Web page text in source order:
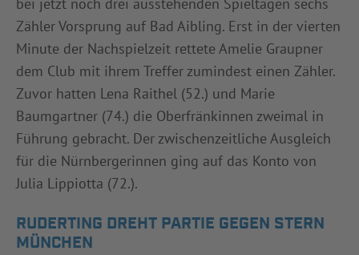
Zähler Vorsprung auf Bad Aibling. Erst in der vierten
Minute der Nachspielzeit rettete Amelie Graupner
dem Club mit ihrem Treffer zumindest einen Zähler.
Zuvor hatten Lena Raithel (52.) und Marie
Baumgartner (74.) die Oberfränkinnen zweimal in
Führung gebracht. Der zwischenzeitliche Ausgleich
für die Nürnbergerinnen ging auf das Konto von
Julia Lippiotta (72.).
RUDERTING DREHT PARTIE GEGEN STERN
MÜNCHEN